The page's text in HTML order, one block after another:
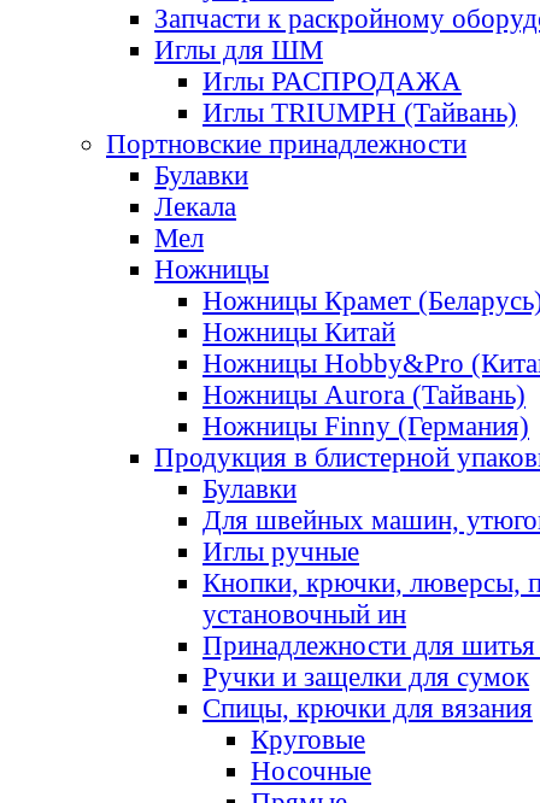
Запчасти к раскройному
Иглы для ШМ
Иглы РАСПРОДАЖА
Иглы TRIUMPH (Тайвань)
Портновские принадлежности
Булавки
Лекала
Мел
Ножницы
Ножницы Крамет
Ножницы Китай
Ножницы Hobby&Pro
Ножницы Aurora (Тайвань)
Ножницы Finny (Германия)
Продукция в блистерной
Булавки
Для швейных машин,
Иглы ручные
Кнопки, крючки, люверсы,
установочный ин
Принадлежности для шитья
Ручки и защелки для сумок
Спицы, крючки для вязания
Круговые
Носочные